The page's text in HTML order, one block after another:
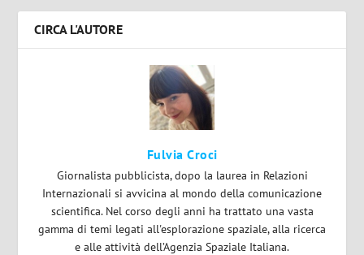
CIRCA L'AUTORE
Fulvia Croci
Giornalista pubblicista, dopo la laurea in Relazioni
Internazionali si avvicina al mondo della comunicazione
scientifica. Nel corso degli anni ha trattato una vasta
gamma di temi legati all'esplorazione spaziale, alla ricerca
e alle attività dell’Agenzia Spaziale Italiana.